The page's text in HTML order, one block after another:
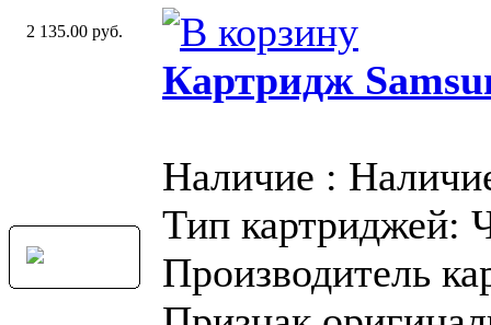
2 135.00 руб.
Картридж
Наличие :
Тип картриджей:
Производитель